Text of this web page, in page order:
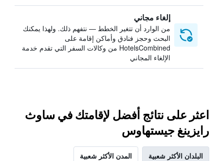
إلغاء مجاني
من الوارد أن تتغير الخطط — نتفهم ذلك. ولهذا يمكنك
البحث وحجز فنادق وأماكن إقامة على
HotelsCombined من وكالات السفر التي تقدم خدمة
الإلغاء المجاني
اعثر على نتائج أفضل لإقامتك في ساوث
رايزينغ جيستهاوس
البلدان الأكثر شعبية المدن الأكثر شعبية